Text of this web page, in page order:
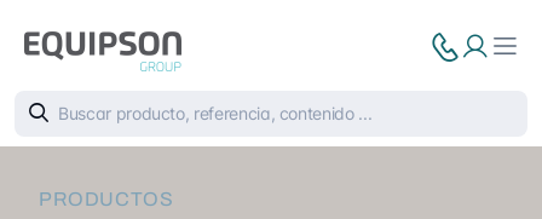
PRODUCTOS